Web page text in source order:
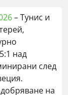
– Тунис и
над
след
на